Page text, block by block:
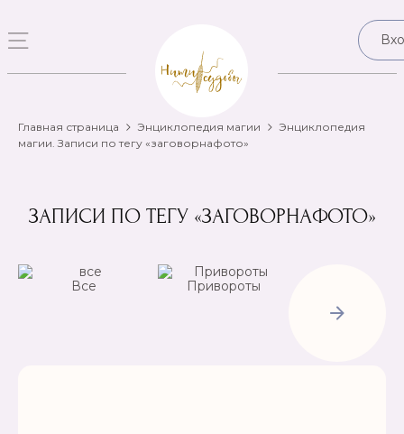
Главная страница Энциклопедия магии
Энциклопедия
магии. Записи по тегу «заговорнафото»
ЗАПИСИ ПО ТЕГУ «ЗАГОВОРНАФОТО»
Все
Привороты
Рассорки